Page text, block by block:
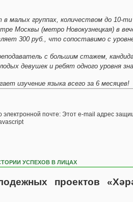
малых группах, количеством до 10-ти
Москвы (метро Новокузнецкая) в
300 руб., что сопоставимо с
с большим стажем,
девушек и ребят одного уровня
изучение языка всего за 6 месяцев!
почте: Этот e-mail адрес
УСПЕХОВ В ЛИЦАХ
проектов